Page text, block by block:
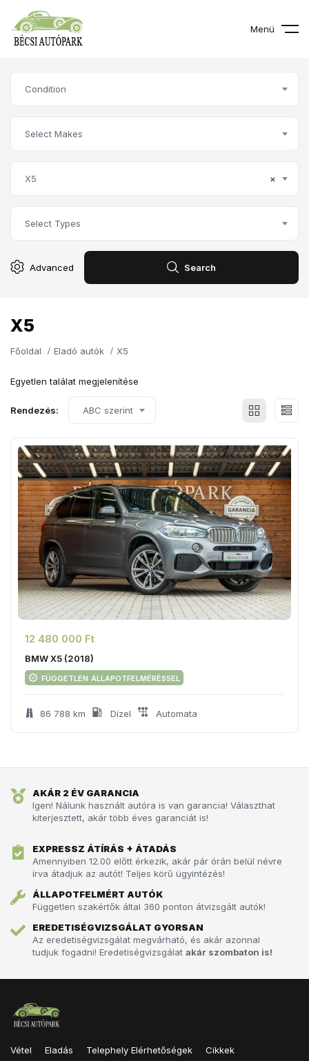
Menü
Condition
Select Makes
×
X5
Select Types
Advanced Search
X5
Főoldal Eladó autók X5
Egyetlen találat megjelenítése
Rendezés: ABC szerint
12 480 000 Ft
BMW X5 (2018)
független állapotfelméréssel
86 788 km Dízel Automata
AKÁR 2 ÉV GARANCIA
Igen! Nálunk használt autóra is van garancia! Választhat
kiterjesztett, akár több éves garanciát is!
EXPRESSZ ÁTÍRÁS + ÁTADÁS
Amennyiben 12.00 előtt érkezik, akár pár órán belül névre
írva átadjuk az autót!­­­ Teljes körű ügyintézés!
ÁLLAPOTFELMÉRT AUTÓK
Független szakértők által 360 ponton átvizsgált autók!
EREDETISÉGVIZSGÁLAT GYORSAN
Az eredetiségvizsgálat megvárható, és akár azonnal
tudjuk fogadni! Eredetiségvizsgálat akár szombaton is!
Vétel Eladás Telephely Elérhetőségek Cikkek